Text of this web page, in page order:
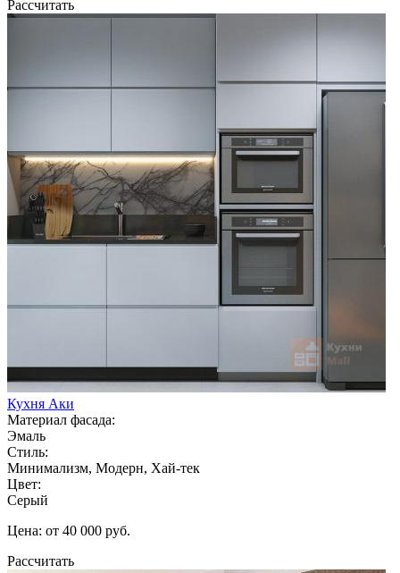
Рассчитать
Кухня Аки
Материал фасада:
Эмаль
Стиль:
Минимализм, Модерн, Хай-тек
Цвет:
Серый
Цена: от 40 000 руб.
Рассчитать